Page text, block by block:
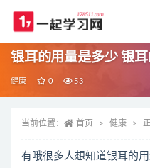
银耳的用量是多少 银
健康 0 53
当前位置： 首页 健康
有哦很多人想知道银耳的用